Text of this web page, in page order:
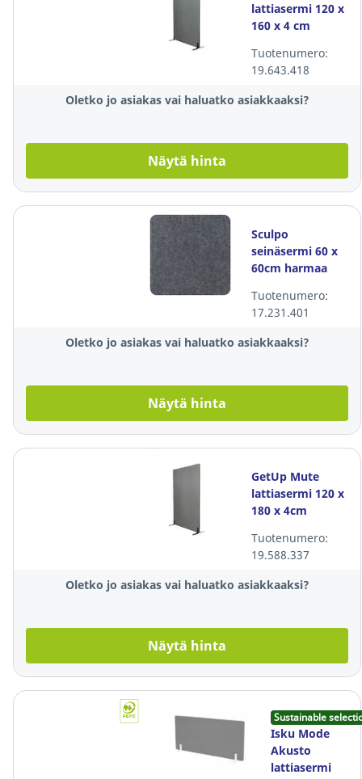
lattiasermi 120 x
160 x 4 cm
Tuotenumero:
19.643.418
Oletko jo asiakas vai haluatko asiakkaaksi?
Näytä hinta
Sculpo
seinäsermi 60 x
60cm harmaa
Tuotenumero:
17.231.401
Oletko jo asiakas vai haluatko asiakkaaksi?
Näytä hinta
GetUp Mute
lattiasermi 120 x
180 x 4cm
Tuotenumero:
19.588.337
Oletko jo asiakas vai haluatko asiakkaaksi?
Näytä hinta
Sustainable
Isku Mode
Akusto
lattiasermi